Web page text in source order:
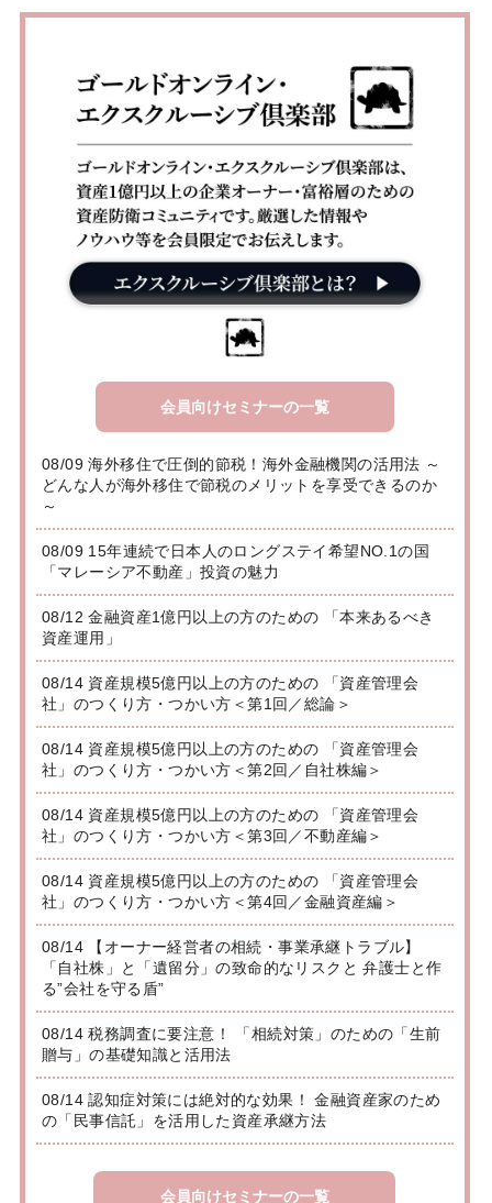
会員向けセミナーの一覧
08/09 海外移住で圧倒的節税！海外金融機関の活用法 ～
どんな人が海外移住で節税のメリットを享受できるのか
～
08/09 15年連続で日本人のロングステイ希望NO.1の国
「マレーシア不動産」投資の魅力
08/12 金融資産1億円以上の方のための 「本来あるべき
資産運用」
08/14 資産規模5億円以上の方のための 「資産管理会
社」のつくり方・つかい方＜第1回／総論＞
08/14 資産規模5億円以上の方のための 「資産管理会
社」のつくり方・つかい方＜第2回／自社株編＞
08/14 資産規模5億円以上の方のための 「資産管理会
社」のつくり方・つかい方＜第3回／不動産編＞
08/14 資産規模5億円以上の方のための 「資産管理会
社」のつくり方・つかい方＜第4回／金融資産編＞
08/14 【オーナー経営者の相続・事業承継トラブル】
「自社株」と「遺留分」の致命的なリスクと 弁護士と作
る”会社を守る盾”
08/14 税務調査に要注意！ 「相続対策」のための「生前
贈与」の基礎知識と活用法
08/14 認知症対策には絶対的な効果！ 金融資産家のため
の「民事信託」を活用した資産承継方法
会員向けセミナーの一覧